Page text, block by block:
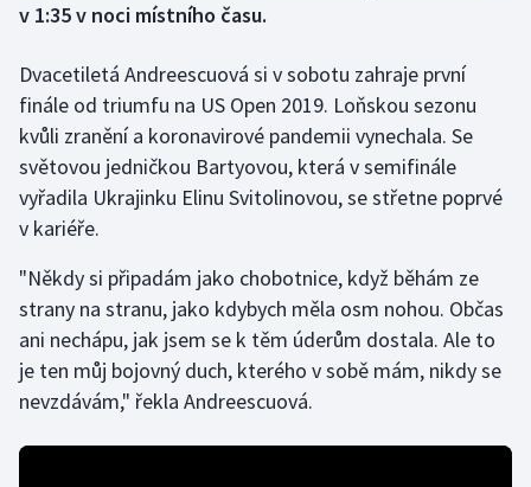
Florbal
Futsal
Golf
Gymnastika
Házená
Jezdectví
v 1:35 v noci místního času.
Dvacetiletá Andreescuová si v sobotu zahraje první
finále od triumfu na US Open 2019. Loňskou sezonu
kvůli zranění a koronavirové pandemii vynechala. Se
světovou jedničkou Bartyovou, která v semifinále
vyřadila Ukrajinku Elinu Svitolinovou, se střetne poprvé
v kariéře.
"Někdy si připadám jako chobotnice, když běhám ze
strany na stranu, jako kdybych měla osm nohou. Občas
ani nechápu, jak jsem se k těm úderům dostala. Ale to
je ten můj bojovný duch, kterého v sobě mám, nikdy se
nevzdávám," řekla Andreescuová.